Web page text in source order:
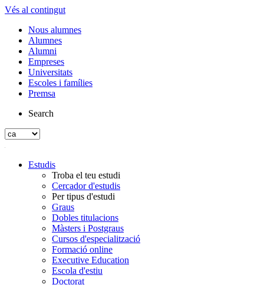
Vés al contingut
Nous alumnes
Alumnes
Alumni
Empreses
Universitats
Escoles i famílies
Premsa
Search
Estudis
Troba el teu estudi
Cercador d'estudis
Per tipus d'estudi
Graus
Dobles titulacions
Màsters i Postgraus
Cursos d'especialització
Formació online
Executive Education
Escola d'estiu
Doctorat